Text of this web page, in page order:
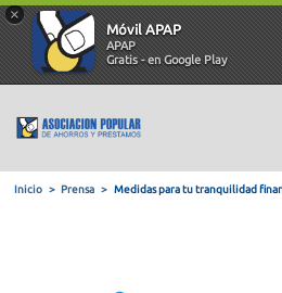
×
Móvil APAP
APAP
Gratis - en Google Play